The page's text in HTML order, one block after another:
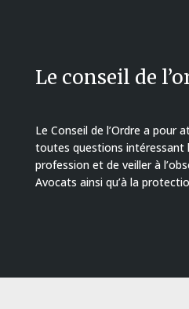
Le conseil de
Le Conseil de l’Ordre a pour
toutes questions intéressant
profession et de veiller à
Avocats ainsi qu’à la